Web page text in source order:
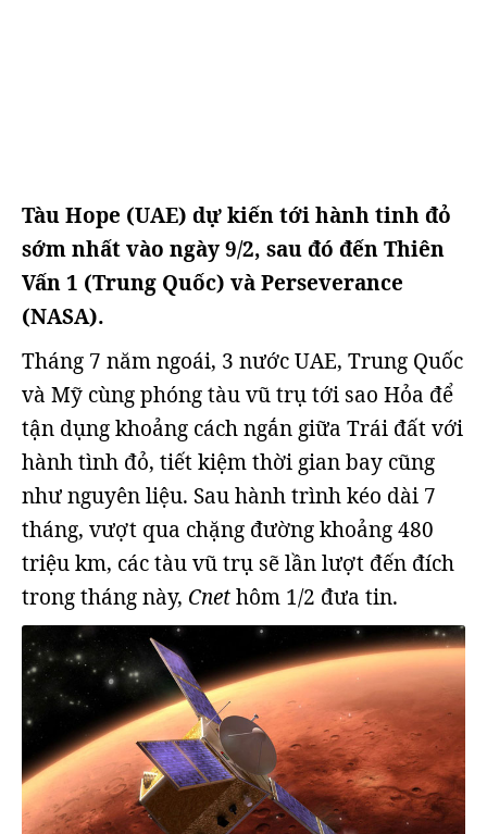
Tàu Hope (UAE) dự kiến tới hành tinh đỏ
sớm nhất vào ngày 9/2, sau đó đến Thiên
Vấn 1 (Trung Quốc) và Perseverance
(NASA).
Tháng 7 năm ngoái, 3 nước UAE, Trung Quốc
và Mỹ cùng phóng tàu vũ trụ tới sao Hỏa để
tận dụng khoảng cách ngắn giữa Trái đất với
hành tình đỏ, tiết kiệm thời gian bay cũng
như nguyên liệu. Sau hành trình kéo dài 7
tháng, vượt qua chặng đường khoảng 480
triệu km, các tàu vũ trụ sẽ lần lượt đến đích
trong tháng này, Cnethôm 1/2 đưa tin.